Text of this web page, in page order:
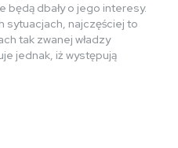
będą dbały o jego interesy.
sytuacjach, najczęściej to
tak zwanej władzy
jednak, iż występują